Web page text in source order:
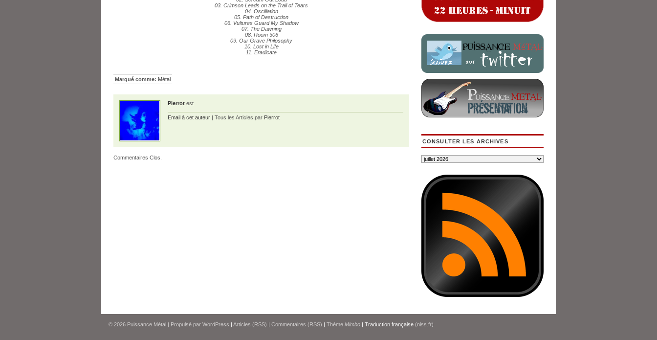
03. Crimson Leads on the Trail of Tears
04. Oscillation
05. Path of Destruction
06. Vultures Guard My Shadow
07. The Dawning
08. Room 306
09. Our Grave Philosophy
10. Lost in Life
11. Eradicate
Marqué comme: Métal
Pierrot est
Email à cet auteur | Tous les Articles par Pierrot
Commentaires Clos.
CONSULTER LES ARCHIVES
© 2026 Puissance Métal | Propulsé par WordPress | Articles (RSS) | Commentaires (RSS) | Thème Mimbo | Traduction française (niss.fr)